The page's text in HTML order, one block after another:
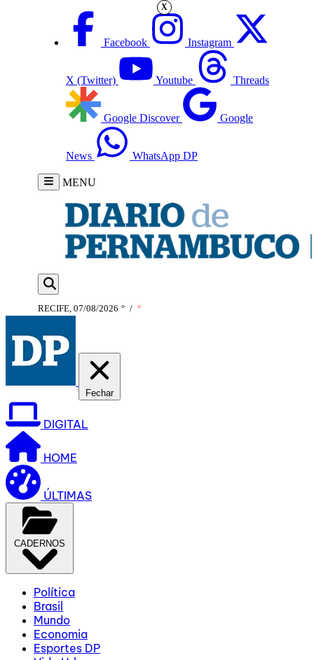
Facebook Instagram
X (Twitter) Youtube Threads
Google Discover Google
News WhatsApp DP
MENU
RECIFE, 07/08/2026 ° / °
Fechar
DIGITAL
HOME
ÚLTIMAS
CADERNOS
Política
Brasil
Mundo
Economia
Esportes DP
X